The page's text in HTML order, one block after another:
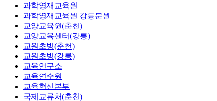
과학영재교육원
과학영재교육원 강릉분원
교양교육원(춘천)
교양교육센터(강릉)
교원초빙(춘천)
교원초빙(강릉)
교육연구소
교육연수원
교육혁신본부
국제교류처(춘천)